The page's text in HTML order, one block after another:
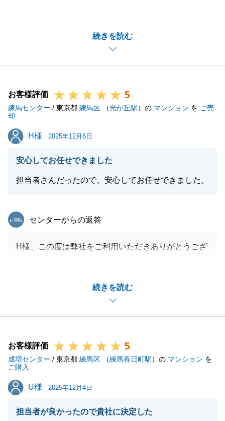
続きを読む
もあったかと思いますが、最後までスムーズなお手続
きにご協力いただきましてありがとうございました。
これからリフォームかと思いますが、ご満足いく素敵
今後とも、何かございましたらお気軽にご相談くださ
い。
閉じる
お客様評価 5
練馬センター / 東京都 練馬区 （光が丘駅）の マンション を ご売
却
H様
H様 2025年12月6日
安心してお任せできました
担当者さんだったので、安心してお任せできました。
続きを読む
東急リバブル
センターからの返答
H様、この度は弊社をご利用いただきありがとうござ
初回のお打ち合わせ通り、年内にお取引を完了できた
こと嬉しく存じます。
けすることもございましたが、H様及び代理人のお嬢
様の多大なるご協力が有り無事にお取引を完了するこ
とが出来ました。
改めて御礼申し上げます。
ご相談下さいませ。
お客様評価 5
成増センター / 東京都 練馬区 （練馬春日町駅）の マンション を
ご購入
U様
U様 2025年12月4日
担当者が良かったので貴社に決定した